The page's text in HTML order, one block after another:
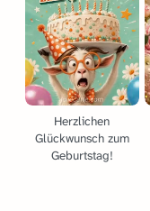
Herzlichen
Glückwunsch zum
Geburtstag!